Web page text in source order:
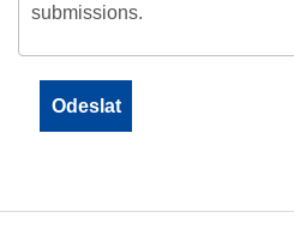
submissions.